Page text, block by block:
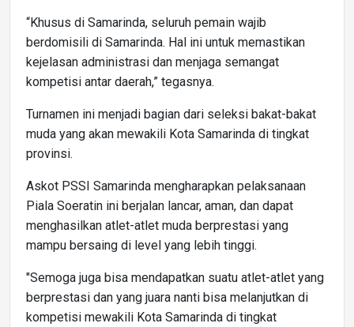
“Khusus di Samarinda, seluruh pemain wajib
berdomisili di Samarinda. Hal ini untuk memastikan
kejelasan administrasi dan menjaga semangat
kompetisi antar daerah,” tegasnya.
Turnamen ini menjadi bagian dari seleksi bakat-bakat
muda yang akan mewakili Kota Samarinda di tingkat
provinsi.
Askot PSSI Samarinda mengharapkan pelaksanaan
Piala Soeratin ini berjalan lancar, aman, dan dapat
menghasilkan atlet-atlet muda berprestasi yang
mampu bersaing di level yang lebih tinggi.
"Semoga juga bisa mendapatkan suatu atlet-atlet yang
berprestasi dan yang juara nanti bisa melanjutkan di
kompetisi mewakili Kota Samarinda di tingkat